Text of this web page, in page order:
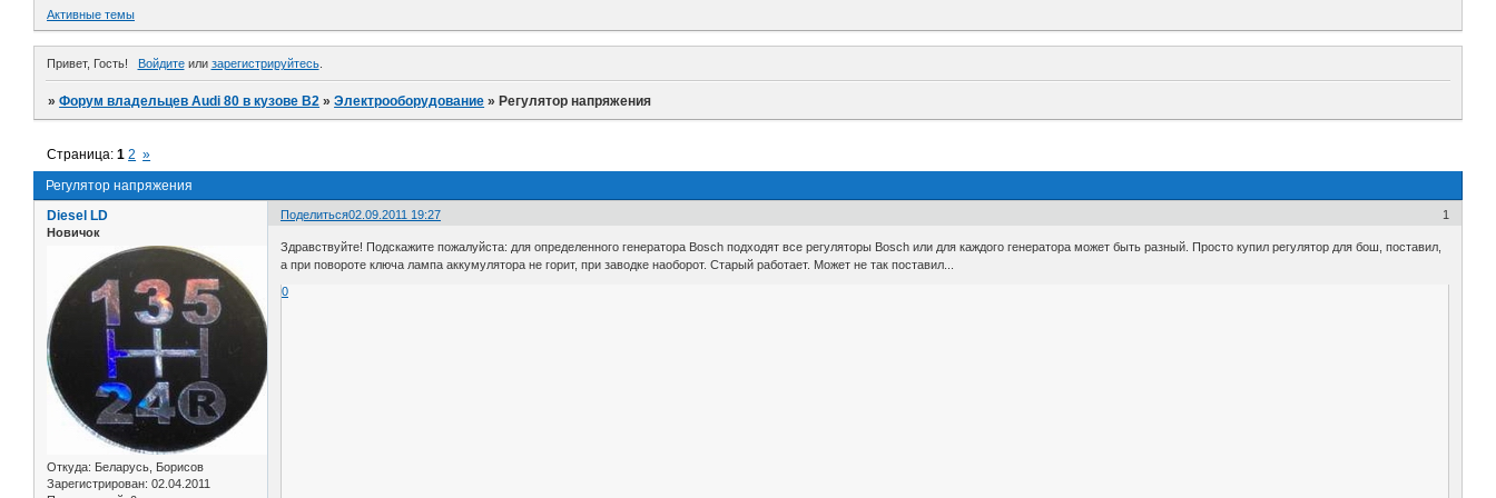
Активные темы
Привет, Гость! Войдитеили зарегистрируйтесь.
»Форум владельцев Audi 80 в кузове В2 »Электрооборудование »Регулятор напряжения
Регулятор напряжения
Страница:1 2 »
Поделиться 1
02.09.2011 19:27
Diesel LD
Новичок
Откуда: Беларусь, Борисов
Зарегистрирован: 02.04.2011
Здравствуйте! Подскажите пожалуйста: для определенного генератора Вosch подходят все регуляторы Воsch или для каждого генератора может быть разный. Просто купил регулятор для бош, поставил,
а при повороте ключа лампа аккумулятора не горит, при заводке наоборот. Старый работает. Может не так поставил...
0